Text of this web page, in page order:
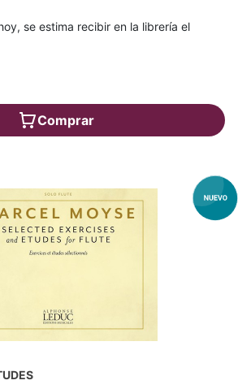
se estima recibir en la librería el
Comprar